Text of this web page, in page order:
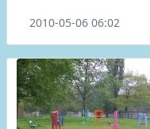
2010-05-06 06:02